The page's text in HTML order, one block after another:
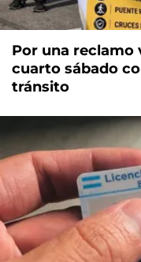
Por una
cuarto sábado
tránsito